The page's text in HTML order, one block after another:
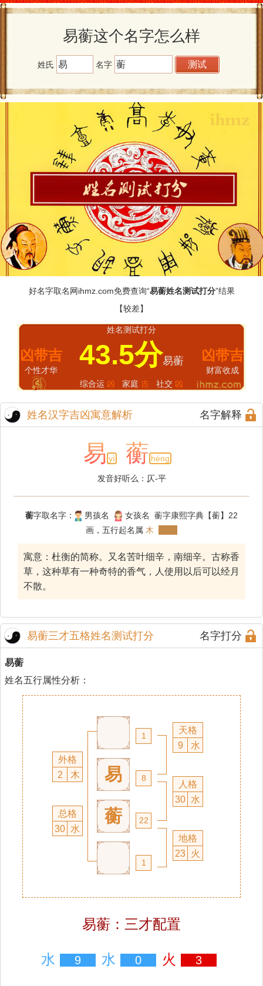
易蘅这个名字怎么样
姓氏 名字
好名字取名网ihmz.com免费查询“易蘅姓名测试打分”结果
【较差】
凶带吉
个性才华
姓名测试打分
43.5分易蘅
综合运 凶 家庭 吉 社交 凶
凶带吉
财富收成
姓名汉字吉凶寓意解析 名字解释
易 yì 蘅 héng
发音好听么：仄-平
蘅字取名字： 男孩名
女孩名 蘅字康熙字典【蘅】22
画，五行起名属 木
寓意：杜衡的简称。又名苦叶细辛，南细辛。古称香
草，这种草有一种奇特的香气，人使用以后可以经月
不散。
易蘅三才五格姓名测试打分 名字打分
易蘅
姓名五行属性分析：
外格
2
木
总格
30 水
易
蘅
1
8
22
1
天格
9
水
人格
30 水
地格
23 火
易蘅：三才配置
水 9 水 0 火 3